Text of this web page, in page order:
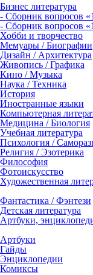
Бизнес литература
- Сборник вопросов
- Сборник вопросов
Хобби и творчество
Мемуары / Биографии
Дизайн / Архитектура
Живопись / Графика
Кино / Музыка
Наука / Техника
История
Иностранные языки
Компьютерная
Медицина / Биология
Учебная литература
Психология /
Религия / Эзотерика
Философия
Фотоискусство
Художественная
Фантастика / Фэнтези
Детская литература
Артбуки,
Артбуки
Гайды
Энциклопедии
Комиксы